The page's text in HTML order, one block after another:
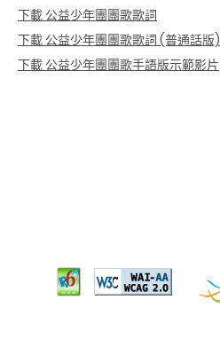
下載 公益少年團團歌歌詞
下載 公益少年團團歌歌詞 (普通話版)
下載 公益少年團團歌手語版示範影片